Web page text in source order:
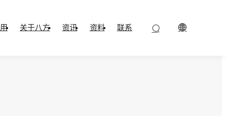
关于八方 资讯 资料 联系